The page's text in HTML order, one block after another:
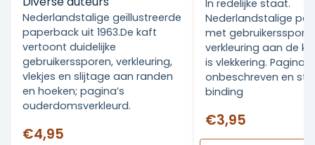
Nederlandstalige geïllustreerde
paperback uit 1963.De kaft
vertoont duidelijke
gebruikerssporen, verkleuring,
vlekjes en slijtage aan randen
en hoeken; pagina’s
ouderdomsverkleurd.
€4,95
In redelijke staat.
Nederlandstalige
met
verkleuring aan de
is vlekkering. Pagina's
onbeschreven en
binding
€3,95